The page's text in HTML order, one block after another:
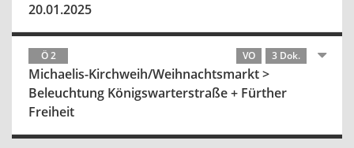
20.01.2025
Ö 2 VO 3 Dok.
Michaelis-Kirchweih/Weihnachtsmarkt >
Beleuchtung Königswarterstraße + Fürther
Freiheit